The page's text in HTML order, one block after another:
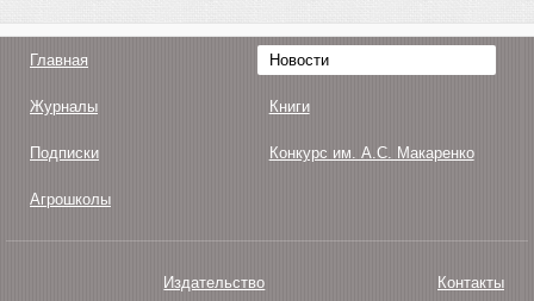
Главная Новости
Журналы Книги
Подписки Конкурс им. А.С. Макаренко
Агрошколы
Издательство Контакты